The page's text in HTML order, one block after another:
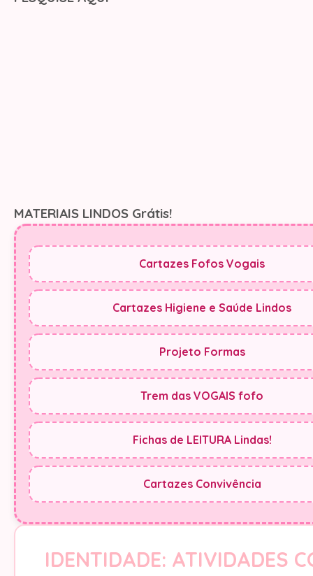
MATERIAIS LINDOS Grátis!
Cartazes Fofos Vogais
Cartazes Higiene e Saúde Lindos
Projeto Formas
Trem das VOGAIS fofo
Fichas de LEITURA Lindas!
Cartazes Convivência
IDENTIDADE: ATIVIDADES